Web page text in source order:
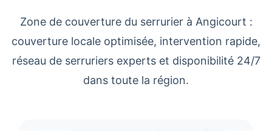
Zone de couverture du serrurierà Angicourt :
couverture locale optimisée, intervention rapide,
réseau de serruriers experts et disponibilité 24/7
dans toute la région.